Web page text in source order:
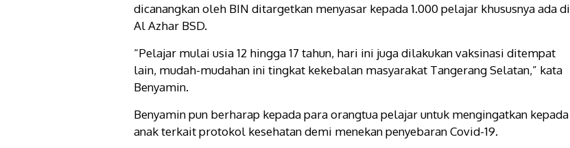
dicanangkan oleh BIN ditargetkan menyasar kepada 1.000 pelajar khususnya ada di
Al Azhar BSD.
“Pelajar mulai usia 12 hingga 17 tahun, hari ini juga dilakukan vaksinasi ditempat
lain, mudah-mudahan ini tingkat kekebalan masyarakat Tangerang Selatan,” kata
Benyamin.
Benyamin pun berharap kepada para orangtua pelajar untuk mengingatkan kepada
anak terkait protokol kesehatan demi menekan penyebaran Covid-19.